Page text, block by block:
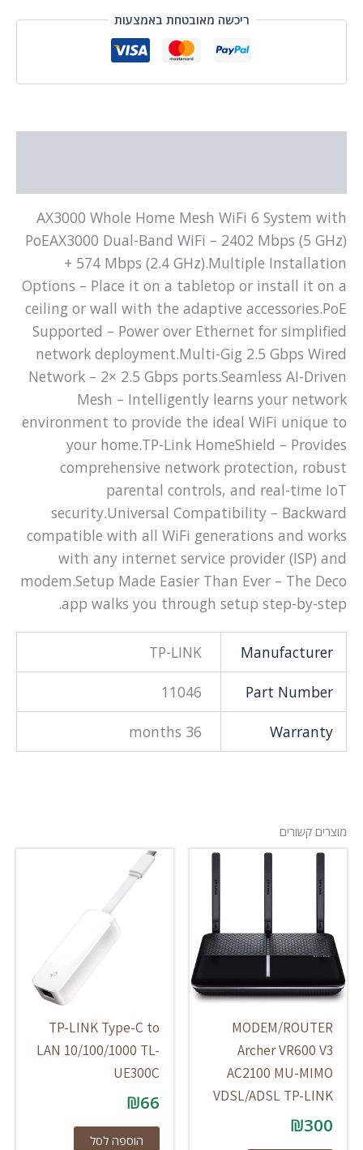
ריכשה מאובטחת באמצעות
AX3000 Whole Home Mesh WiFi 6 System with
PoEAX3000 Dual-Band WiFi – 2402 Mbps (5 GHz)
+ 574 Mbps (2.4 GHz).Multiple Installation
Options – Place it on a tabletop or install it on a
ceiling or wall with the adaptive accessories.PoE
Supported – Power over Ethernet for simplified
network deployment.Multi-Gig 2.5 Gbps Wired
Network – 2× 2.5 Gbps ports.Seamless AI-Driven
Mesh – Intelligently learns your network
environment to provide the ideal WiFi unique to
your home.TP-Link HomeShield – Provides
comprehensive network protection, robust
parental controls, and real-time IoT
security.Universal Compatibility – Backward
compatible with all WiFi generations and works
with any internet service provider (ISP) and
modem.Setup Made Easier Than Ever – The Deco
app walks you through setup step-by-step.
Manufacturer
TP-LINK
Part Number
11046
Warranty
36 months
מוצרים קשורים
MODEM/ROUTER
Archer VR600 V3
AC2100 MU-MIMO
VDSL/ADSL TP-LINK
₪300
TP-LINK Type-C to
LAN 10/100/1000 TL-
UE300C
₪66
הוספה לסל